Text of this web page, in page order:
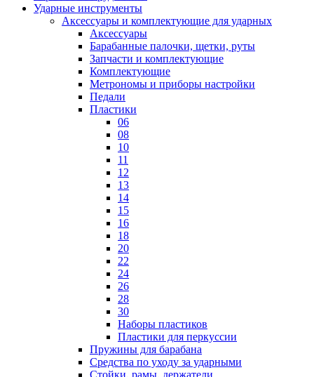
Ударные инструменты
Аксессуары и комплектующие для ударных
Аксессуары
Барабанные палочки, щетки, руты
Запчасти и комплектующие
Комплектующие
Метрономы и приборы настройки
Педали
Пластики
06
08
10
11
12
13
14
15
16
18
20
22
24
26
28
30
Наборы пластиков
Пластики для перкуссии
Пружины для барабана
Средства по уходу за ударными
Стойки, рамы, держатели